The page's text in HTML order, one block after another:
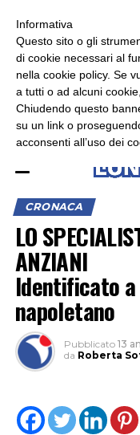
ASCOLTA RADIO LUNA
CRONACA
LO
ANZIANI
Identificato
napoletano
Pubblicato 13
da Roberta
×
Informativa
Questo sito o gli
di cookie necessari al
nella cookie policy. Se
a tutti o ad alcuni
Chiudendo questo
su un link o
acconsenti all’uso dei